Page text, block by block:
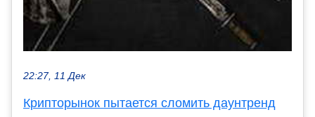
22:27, 11 Дек
Крипторынок пытается сломить даунтренд